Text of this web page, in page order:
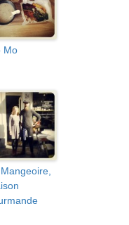
Mo